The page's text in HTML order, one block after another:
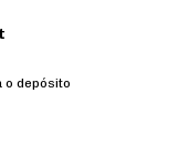
o depósito